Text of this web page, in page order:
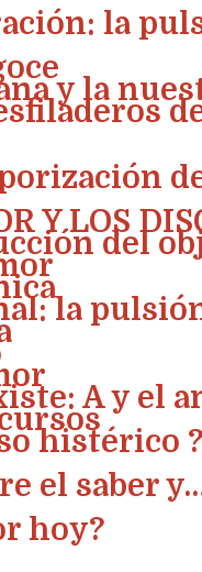
la
y la
Y LOS
del
la
A y el
histérico
el saber
hoy?